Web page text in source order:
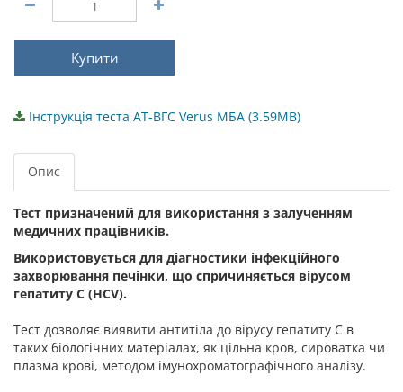
Купити
Інструкція теста AT-BГС Verus МБА (3.59MB)
Опис
Тест призначений для використання з залученням
медичних працівників.
Використовується для діагностики інфекційного
захворювання печінки, що спричиняється вірусом
гепатиту С (HСV).
Тест дозволяє виявити антитіла до вірусу гепатиту С в
таких біологічних матеріалах, як цільна кров, сироватка чи
плазма крові, методом імунохроматографічного аналізу.